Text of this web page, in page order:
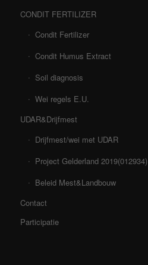
CONDIT FERTILIZER
Condit Fertilizer
Condit Humus Extract
Soil diagnosis
Wei regels E.U.
UDAR&Drijfmest
Drijfmest/wei met UDAR
Project Gelderland 2019(012934)
Beleid Mest&Landbouw
Contact
Participatie